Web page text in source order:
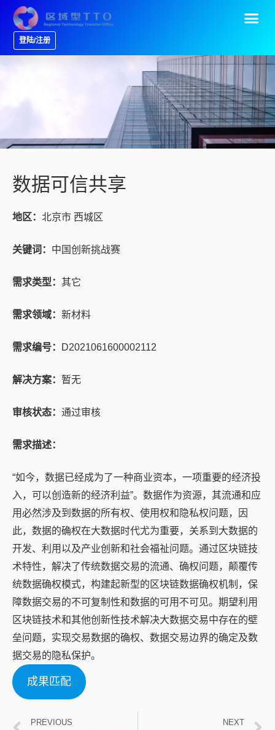
登陆/注册
数据可信共享
地区： 北京市 西城区
关键词： 中国创新挑战赛
需求类型： 其它
需求领域： 新材料
需求编号： D2021061600002112
解决方案： 暂无
审核状态： 通过审核
需求描述：
“如今，数据已经成为了一种商业资本，一项重要的经济投
入，可以创造新的经济利益”。数据作为资源，其流通和应
用必然涉及到数据的所有权、使用权和隐私权问题，因
此，数据的确权在大数据时代尤为重要，关系到大数据的
开发、利用以及产业创新和社会福祉问题。通过区块链技
术特性，解决了传统数据交易的流通、确权问题，颠覆传
统数据确权模式，构建起新型的区块链数据确权机制，保
障数据交易的不可复制性和数据的可用不可见。期望利用
区块链技术和其他创新性技术解决大数据交易中存在的壁
垒问题，实现交易数据的确权、数据交易边界的确定及数
据交易的隐私保护。
成果匹配
PREVIOUS NEXT